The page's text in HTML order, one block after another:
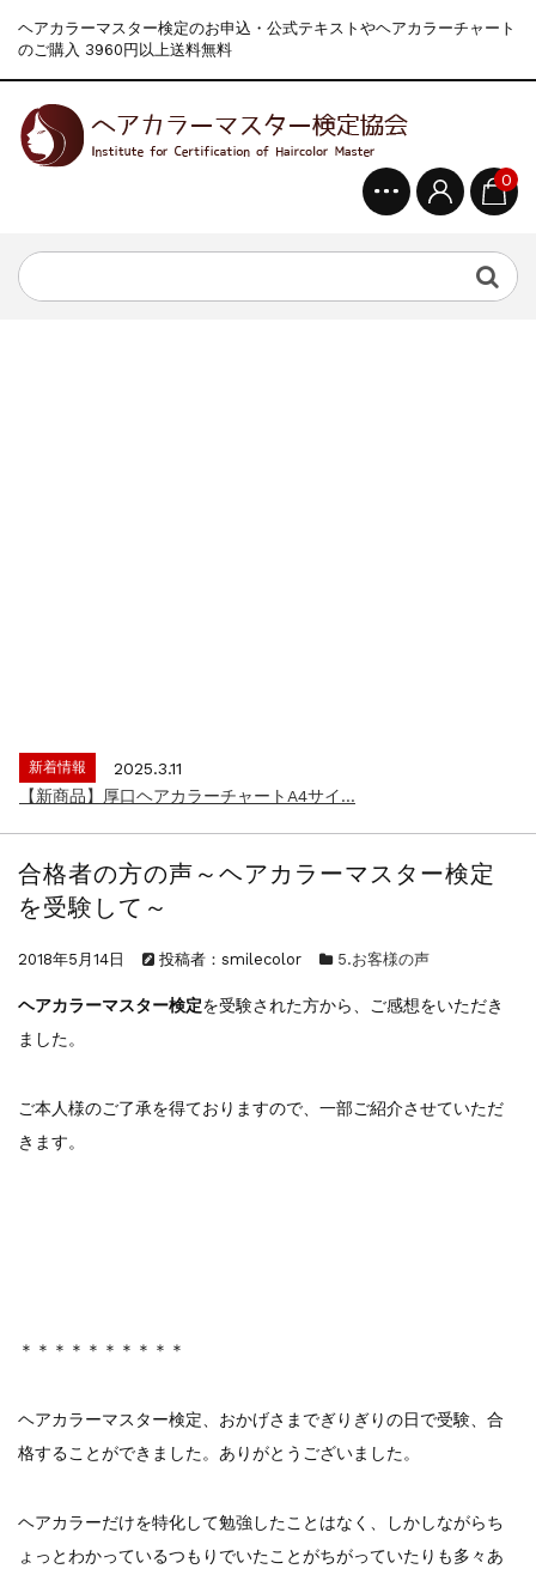
ヘアカラーマスター検定のお申込・公式テキストやヘアカラーチャート
のご購入 3960円以上送料無料
0
新着情報
2025.3.11
【新商品】厚口ヘアカラーチャートA4サイ...
新着情報
2024.4.10
在庫処分セールのお知らせ【なくなり次第終...
一部ヘアカラーチャートのお値引きを行いま...
新着情報
2026.7.1
新着情報
2024.7.2
9月24日頃よりオンラインショップの送料...
合格者の方の声～ヘアカラーマスター検定
を受験して～
2018年5月14日 投稿者：smilecolor 5.お客様の声
ヘアカラーマスター検定を受験された方から、ご感想をいただき
ました。
ご本人様のご了承を得ておりますので、一部ご紹介させていただ
きます。
＊＊＊＊＊＊＊＊＊＊
ヘアカラーマスター検定、おかげさまでぎりぎりの日で受験、合
格することができました。ありがとうございました。
ヘアカラーだけを特化して勉強したことはなく、しかしながらち
ょっとわかっているつもりでいたことがちがっていたりも多々あ